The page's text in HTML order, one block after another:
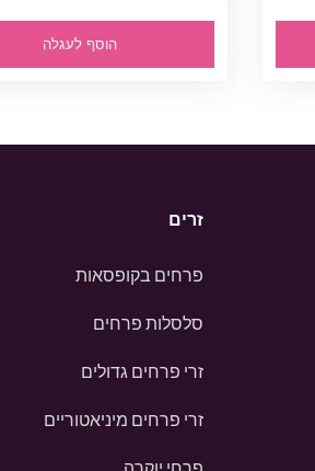
הוסף לעגלה
זרים
פרחים בקופסאות
סלסלות פרחים
זרי פרחים גדולים
זרי פרחים מיניאטוריים